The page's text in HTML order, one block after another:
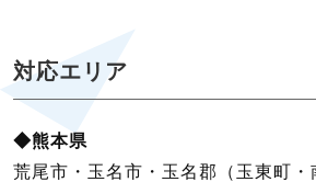
対応エリア
◆熊本県
荒尾市・玉名市・玉名郡（玉東町・